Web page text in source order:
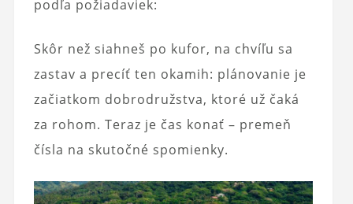
podľa požiadaviek:
Skôr než siahneš po kufor, na chvíľu sa
zastav a precíť ten okamih: plánovanie je
začiatkom dobrodružstva, ktoré už čaká
za rohom. Teraz je čas konať – premeň
čísla na skutočné spomienky.